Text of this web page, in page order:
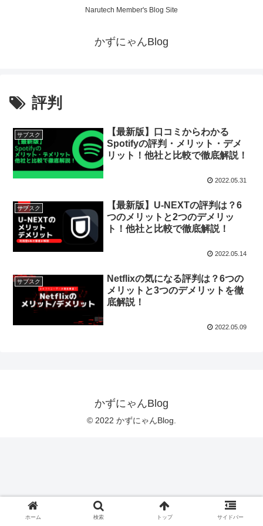
Narutech Member's Blog Site
かずにゃんBlog
評判
サブスク
【最新版】口コミからわかる
Spotifyの評判・メリット・デメ
リット！他社と比較で徹底解説！
2022.05.31
サブスク
【最新版】U-NEXTの評判は？6
つのメリットと2つのデメリッ
ト！他社と比較で徹底解説！
2022.05.14
サブスク
Netflixの気になる評判は？6つの
メリットと3つのデメリットを徹
底解説！
2022.05.09
かずにゃんBlog
© 2022 かずにゃんBlog.
ホーム 検索 トップ サイドバー